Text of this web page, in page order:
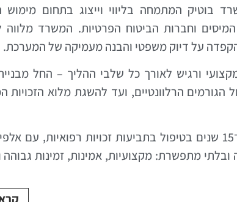
בוטיק המתמחה בליווי וייצוג בתחום מימוש
וחברות הביטוח הפרטיות. המשרד מלווה
על דיוק משפטי והבנה מעמיקה של המערכת.
ורגיש לאורך כל שלבי ההליך – החל
הגורמים הרלוונטיים, ועד להשגת מלוא הזכויות
למשרד ניסיון מצטבר של למעלה מ־15 שנים בטיפול בתביעות זכויות רפואיות,
מתפשרת: מקצועיות, אמינות, זמינות גבוהה